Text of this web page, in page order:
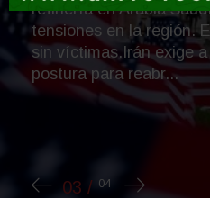
El experto explica que,
para poner límites nace
interna que condiciona
con los demás....